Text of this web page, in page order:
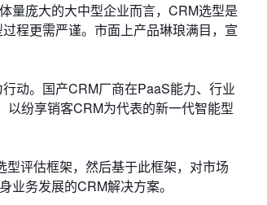
量庞大的大中型企业而言，CRM选型是
程更需严谨。市面上产品琳琅满目，宣
动。国产CRM厂商在PaaS能力、行业
纷享销客CRM为代表的新一代智能型
型评估框架，然后基于此框架，对市场
务发展的CRM解决方案。